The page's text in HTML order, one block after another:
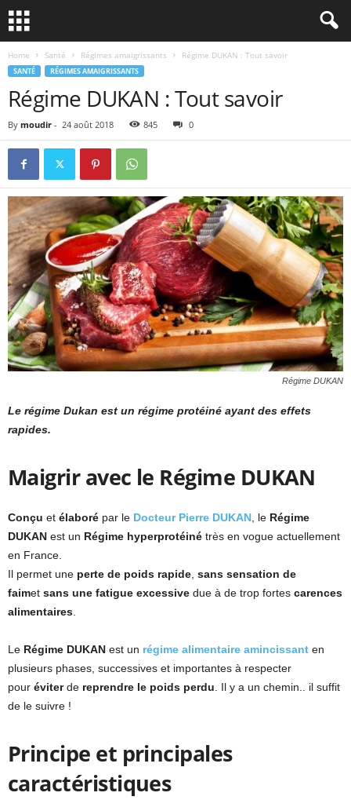
Home Santé Régimes amaigrissants Régime DUKAN : Tout savoir
SANTÉ RÉGIMES AMAIGRISSANTS
Régime DUKAN : Tout savoir
By moudir - 24 août 2018 845 0
Régime DUKAN
Le régime Dukan est un régime protéiné ayant des effets
rapides.
Maigrir avec le Régime DUKAN
Conçu et élaboré par le Docteur Pierre DUKAN, le Régime
DUKAN est un Régime hyperprotéiné très en vogue actuellement
en France.
Il permet une perte de poids rapide, sans sensation de
faimet sans une fatigue excessive due à de trop fortes carences
alimentaires.
Le Régime DUKAN est un régime alimentaire amincissant en
plusieurs phases, successives et importantes à respecter
pour éviterde reprendre le poids perdu. Il y a un chemin.. il suffit
de le suivre !
Principe et principales
caractéristiques